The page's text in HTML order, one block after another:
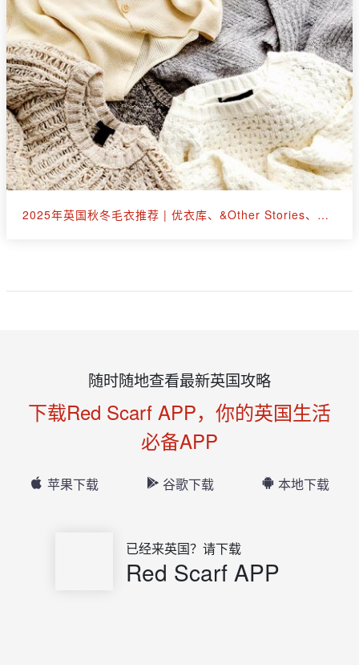
2025年英国秋冬毛衣推荐 | 优衣库、&Other Stories、拉夫劳伦等30+款
随时随地查看最新英国攻略
下载Red Scarf APP，你的英国生活
必备APP
苹果下载 谷歌下载 本地下载
已经来英国？请下载
Red Scarf APP